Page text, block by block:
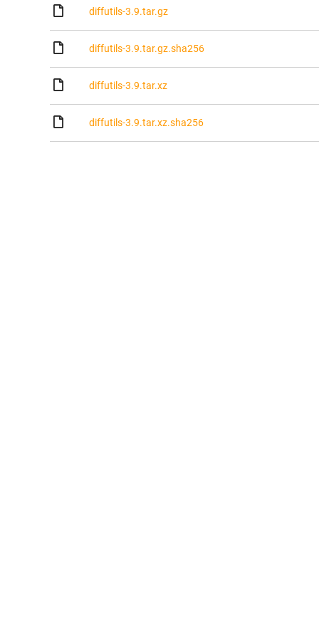
diffutils-3.9.tar.gz
diffutils-3.9.tar.gz.sha256
diffutils-3.9.tar.xz
diffutils-3.9.tar.xz.sha256